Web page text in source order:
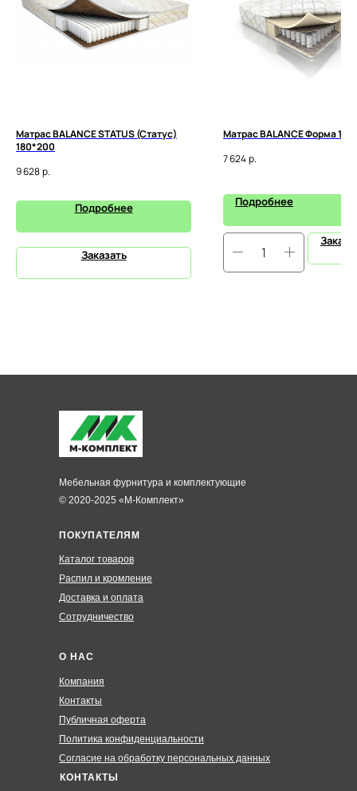
Матрас BALANCE STATUS (Статус)
180*200
9 628р.
Подробнее
Заказать
Матрас BALANCE Форма
7 624р.
Подробнее
ПОКУПАТЕЛЯМ
Каталог товаров
Распил и кромление
Доставка и оплата
Сотрудничество
О НАС
Компания
Контакты
Публичная оферта
Политика конфиденциальности
Согласие на обработку персональных данных
КОНТАКТЫ
© 2020-2025 «М-Комплект»
Мебельная фурнитура и комплектующие